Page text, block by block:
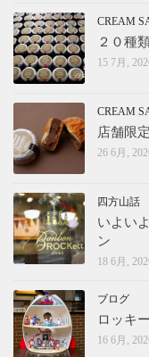
CREAM
２０種
15 7月,
CREAM
店舗限
26 6月,
四方山話
いよい
ン
18 6月,
ブログ
ロッキ
16 6月,